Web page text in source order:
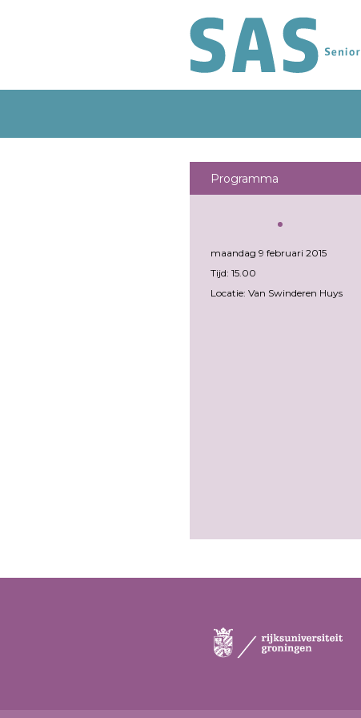
Programma
maandag 9 februari 2015
Tijd: 15.00
Locatie: Van Swinderen Huys